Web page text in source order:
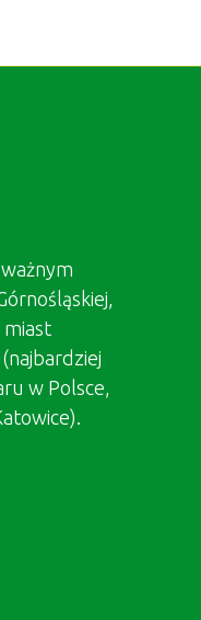
miast
w Polsce,